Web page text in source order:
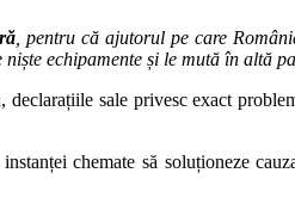
, pentru că ajutorul pe care
echipamente și le mută în altă
sale privesc exact
chemate să soluționeze